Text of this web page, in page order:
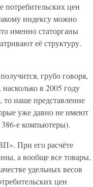
потребительских цен
индексу можно
именно статорганы
её структуру.
грубо говоря,
в 2005 году
то наше представление
уже давно не имеют
386-е компьютеры).
При его расчёте
а вообще все товары,
удельных весов
цен